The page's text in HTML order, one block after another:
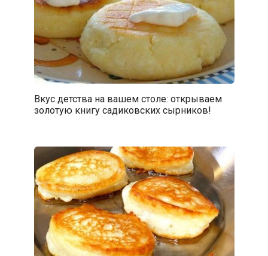
Вкус детства на вашем столе: открываем
золотую книгу садиковских сырников!